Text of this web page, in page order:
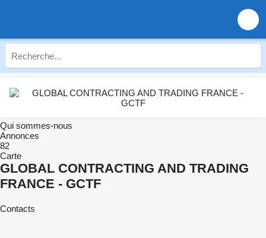
Qui sommes-nous
Annonces
82
Carte
GLOBAL CONTRACTING AND TRADING
FRANCE - GCTF
Contacts